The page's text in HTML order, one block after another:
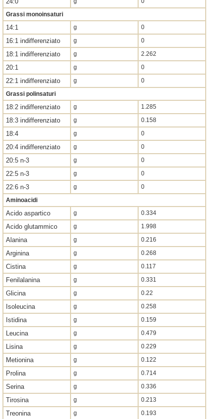
Grassi monoinsaturi
14:1 g 0
16:1 indifferenziato g 0
18:1 indifferenziato g 2.262
20:1 g 0
22:1 indifferenziato g
0
Grassi polinsaturi
18:2 indifferenziato g 1.285
18:3 indifferenziato g 0.158
18:4 g 0
20:4 indifferenziato g 0
20:5 n-3 g 0
22:5 n-3 g 0
22:6 n-3 g
0
Aminoacidi
Acido aspartico g 0.334
Acido glutammico g 1.998
Alanina g 0.216
Arginina g 0.268
Cistina g 0.117
Fenilalanina g 0.331
Glicina g 0.22
Isoleucina g 0.258
Istidina g 0.159
Leucina g 0.479
Lisina g 0.229
Metionina g 0.122
Prolina g 0.714
Serina g 0.336
Tirosina g 0.213
Treonina g 0.193